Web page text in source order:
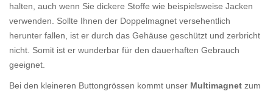
halten, auch wenn Sie dickere Stoffe wie beispielsweise Jacken
verwenden. Sollte Ihnen der Doppelmagnet versehentlich
herunter fallen, ist er durch das Gehäuse geschützt und zerbricht
nicht. Somit ist er wunderbar für den dauerhaften Gebrauch
geeignet.
Bei den kleineren Buttongrössen kommt unser Multimagnet zum